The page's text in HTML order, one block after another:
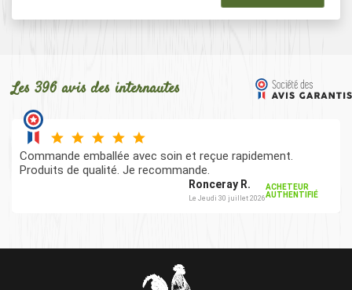
Les 396 avis des internautes
Commande emballée avec soin et reçue rapidement.
Produits de qualité. Je recommande.
Ronceray R.
Le Jeudi 30 juillet 2026
ACHETEUR
AUTHENTIFIÉ